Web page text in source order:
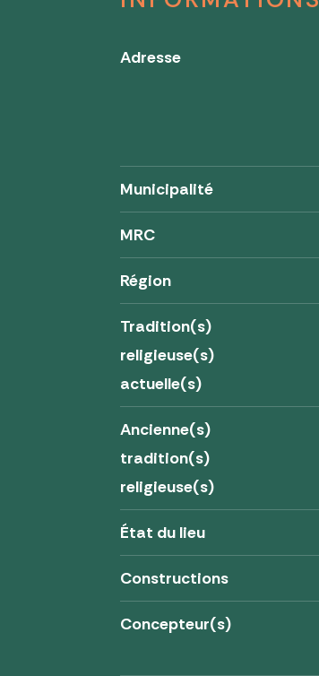
Adresse
Municipalité
MRC
Région
Tradition(s)
religieuse(s)
actuelle(s)
Ancienne(s)
tradition(s)
religieuse(s)
État du lieu
Constructions
Concepteur(s)